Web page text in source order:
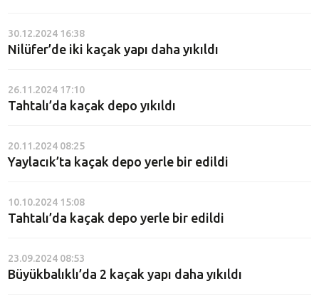
30.12.2024 16:38
Nilüfer’de iki kaçak yapı daha yıkıldı
26.11.2024 17:10
Tahtalı’da kaçak depo yıkıldı
20.11.2024 08:25
Yaylacık’ta kaçak depo yerle bir edildi
10.10.2024 15:08
Tahtalı’da kaçak depo yerle bir edildi
23.09.2024 08:53
Büyükbalıklı’da 2 kaçak yapı daha yıkıldı